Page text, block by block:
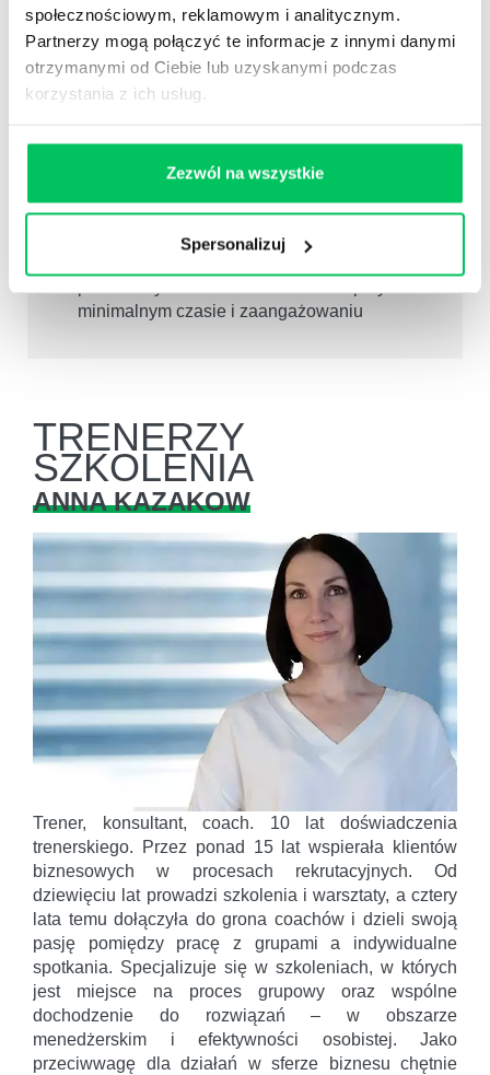
społecznościowym, reklamowym i analitycznym.
Partnerzy mogą połączyć te informacje z innymi danymi
otrzymanymi od Ciebie lub uzyskanymi podczas
korzystania z ich usług.
Zezwól na wszystkie
Spersonalizuj
łatwiejsze szacowanie zasobów przed
realizacją nowych zadań na poziomie
operacyjnym jak i strategicznym
umiejętność dopasowania sposobu
z otoczeniem zawodowym)
rozpoznawanie dojrzałości pracownika na
minimalnym czasie i zaangażowaniu
TRENERZY
SZKOLENIA
ANNA KAZAKOW
Trener, konsultant, coach. 10 lat doświadczenia
trenerskiego. Przez ponad 15 lat wspierała klientów
biznesowych w procesach rekrutacyjnych. Od
dziewięciu lat prowadzi szkolenia i warsztaty, a cztery
lata temu dołączyła do grona coachów i dzieli swoją
pasję pomiędzy pracę z grupami a indywidualne
spotkania. Specjalizuje się w szkoleniach, w których
jest miejsce na proces grupowy oraz wspólne
dochodzenie do rozwiązań – w obszarze
menedżerskim i efektywności osobistej. Jako
przeciwwagę dla działań w sferze biznesu chętnie